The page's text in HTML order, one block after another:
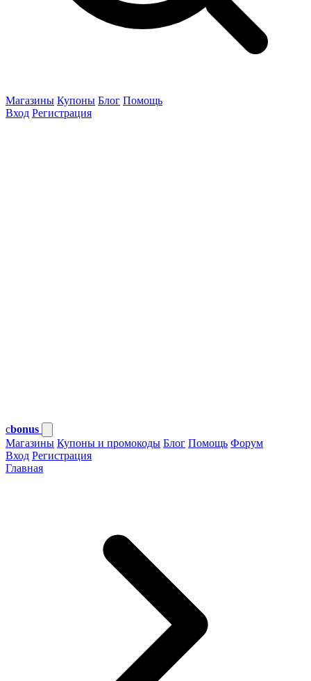
Магазины Купоны Блог Помощь
Вход Регистрация
cbonus
Магазины Купоны и промокоды Блог Помощь Форум
Вход Регистрация
Главная